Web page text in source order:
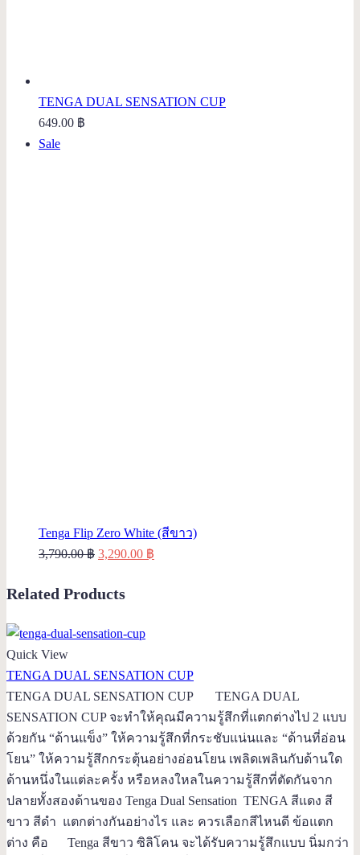
TENGA DUAL SENSATION CUP
649.00 ฿
SaleProduct
Tenga Flip Zero White (สีขาว)
3,790.00฿ Original
was:
3,290.00 ฿
Related Products
Quick View
TENGA DUAL SENSATION CUP
TENGA DUAL SENSATION CUP TENGA DUAL
SENSATION CUP จะทำให้คุณมีความรู้สึกที่แตกต่างไป 2 แบบ
ด้วยกัน “ด้านแข็ง” ให้ความรู้สึกที่กระชับแน่นและ “ด้านที่อ่อน
โยน” ให้ความรู้สึกกระตุ้นอย่างอ่อนโยน เพลิดเพลินกับด้านใด
ด้านหนึ่งในแต่ละครั้ง หรือหลงใหลในความรู้สึกที่ตัดกันจาก
ปลายทั้งสองด้านของ Tenga Dual Sensation TENGA สีแดง สี
ขาว สีดำ แตกต่างกันอย่างไร และ ควรเลือกสีไหนดี ข้อแตก
ต่าง คือ Tenga สีขาว ซิลิโคน จะได้รับความรู้สึกแบบ นิ่มกว่า